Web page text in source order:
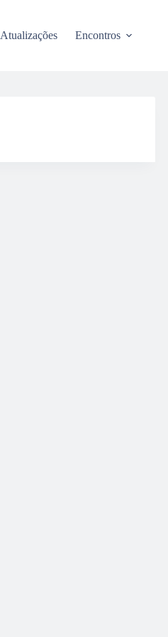
Atualizações Encontros